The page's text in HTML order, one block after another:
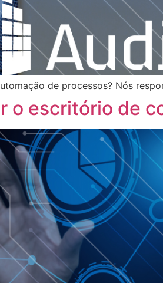
de processos? Nós
o escritório de